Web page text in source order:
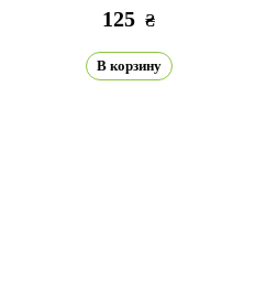
125 ₴
В корзину